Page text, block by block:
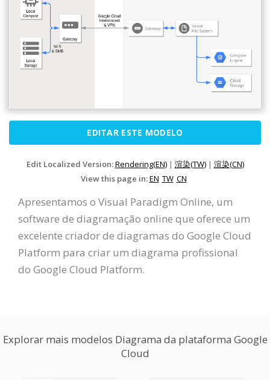
EDITAR ESTE MODELO
Edit Localized Version:Rendering(EN)| 渲染(TW)| 渲染(CN)
View this page in:EN TW CN
Apresentamos o Visual Paradigm Online, um
software de diagramação online que oferece um
excelente criador de diagramas do Google Cloud
Platform para criar um diagrama profissional
do Google Cloud Platform.
Explorar mais modelos Diagrama da plataforma Google
Cloud